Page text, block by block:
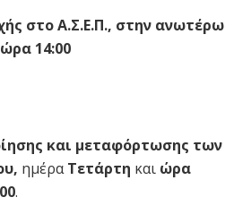
στο Α.Σ.Ε.Π., στην ανωτέρω
14:00
και μεταφόρτωσης των
ημέραΤετάρτη και ώρα
.